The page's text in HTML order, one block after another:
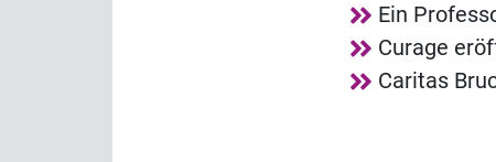
Ein
Curage
Caritas